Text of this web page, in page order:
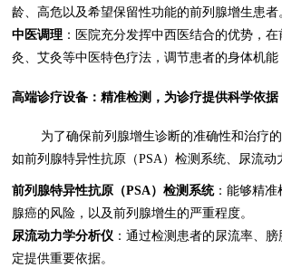
龄、高危以及希望保留性功能的前列腺增生患者
中医调理：医院充分发挥中西医结合的优势，
灸、艾灸等中医特色疗法，调节患者的身体机
高端诊疗设备：精准检测，为诊疗提供科学依据
为了确保前列腺增生诊断的准确性和治疗
如前列腺特异性抗原（PSA）检测系统、尿流动
前列腺特异性抗原（PSA）检测系统：能够精准
腺癌的风险，以及前列腺增生的严重程度。
尿流动力学分析仪：通过检测患者的尿流率、
定提供重要依据。